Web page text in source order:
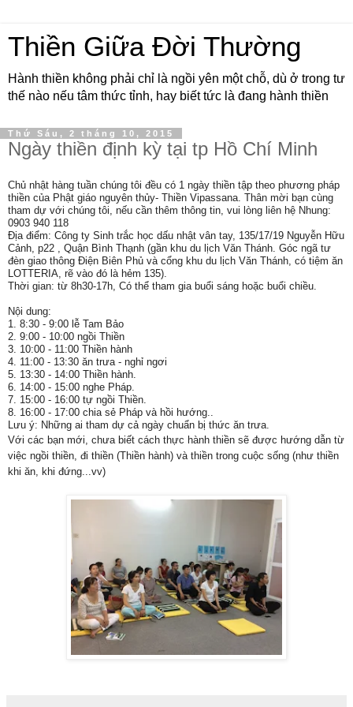
Thiền Giữa Đời Thường
Hành thiền không phải chỉ là ngồi yên một chỗ, dù ở trong tư
thế nào nếu tâm thức tỉnh, hay biết tức là đang hành thiền
Thứ Sáu, 2 tháng 10, 2015
Ngày thiền định kỳ tại tp Hồ Chí Minh
Chủ nhật hàng tuần chúng tôi đều có 1 ngày thiền tập theo phương pháp
thiền của Phật giáo nguyên thủy- Thiền Vipassana. Thân mời bạn cùng
tham dự với chúng tôi, nếu cần thêm thông tin, vui lòng liên hệ Nhung:
0903 940 118
Địa điểm: Công ty Sinh trắc học dấu nhật vân tay, 135/17/19 Nguyễn Hữu
Cảnh, p22 , Quận Bình Thạnh (gần khu du lịch Văn Thánh. Góc ngã tư
đèn giao thông Điện Biên Phủ và cổng khu du lịch Văn Thánh, có tiệm ăn
LOTTERIA, rẽ vào đó là hẻm 135).
Thời gian: từ 8h30-17h, Có thể tham gia buổi sáng hoặc buổi chiều.
Nội dung:
1. 8:30 - 9:00 lễ Tam Bảo
2. 9:00 - 10:00 ngồi Thiền
3. 10:00 - 11:00 Thiền hành
4. 11:00 - 13:30 ăn trưa - nghỉ ngơi
5. 13:30 - 14:00 Thiền hành.
6. 14:00 - 15:00 nghe Pháp.
7. 15:00 - 16:00 tự ngồi Thiền.
8. 16:00 - 17:00 chia sẻ Pháp và hồi hướng..
Lưu ý: Những ai tham dự cả ngày chuẩn bị thức ăn trưa.
Với các bạn mới, chưa biết cách thực hành thiền sẽ được hướng dẫn từ
việc ngồi thiền, đi thiền (Thiền hành) và thiền trong cuộc sống (như thiền
khi ăn, khi đứng...vv)